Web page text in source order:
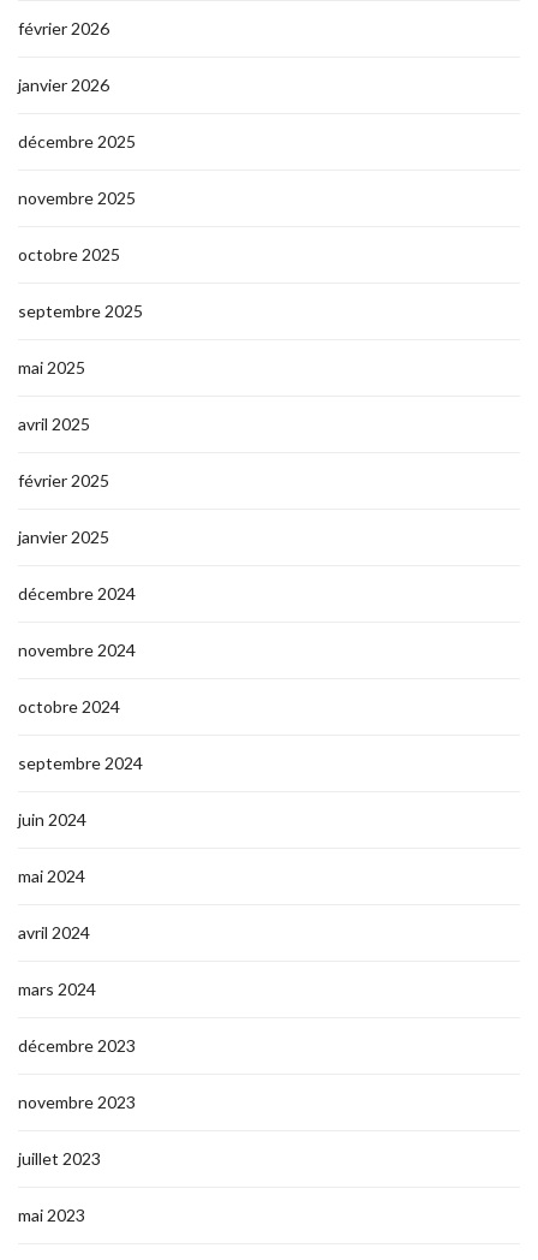
février 2026
janvier 2026
décembre 2025
novembre 2025
octobre 2025
septembre 2025
mai 2025
avril 2025
février 2025
janvier 2025
décembre 2024
novembre 2024
octobre 2024
septembre 2024
juin 2024
mai 2024
avril 2024
mars 2024
décembre 2023
novembre 2023
juillet 2023
mai 2023